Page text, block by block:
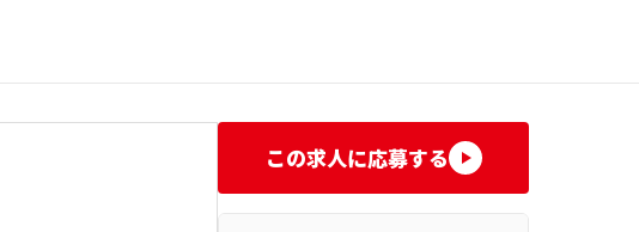
この求人に応募する